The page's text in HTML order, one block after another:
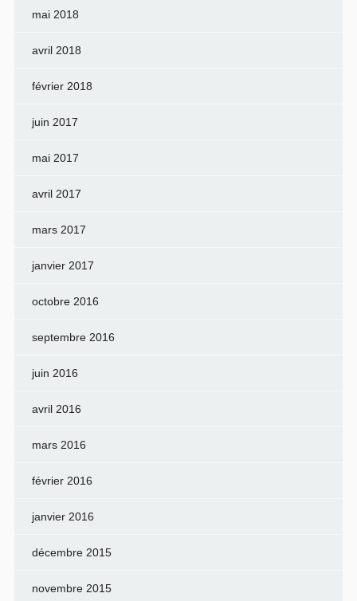
mai 2018
avril 2018
février 2018
juin 2017
mai 2017
avril 2017
mars 2017
janvier 2017
octobre 2016
septembre 2016
juin 2016
avril 2016
mars 2016
février 2016
janvier 2016
décembre 2015
novembre 2015